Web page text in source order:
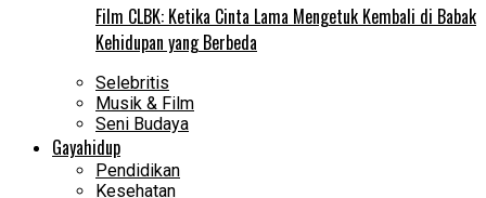
Film CLBK: Ketika Cinta Lama Mengetuk Kembali di Babak
Kehidupan yang Berbeda
Selebritis
Musik & Film
Seni Budaya
Gayahidup
Pendidikan
Kesehatan